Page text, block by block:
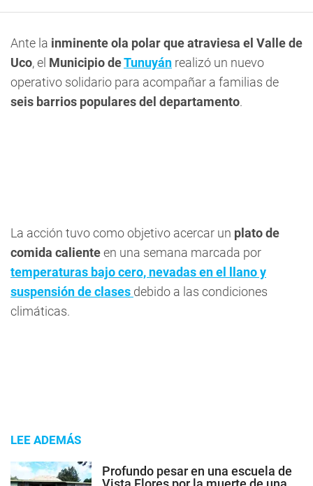
Ante la inminente ola polar que atraviesa el Valle de
Uco, el Municipio deTunuyán realizó un nuevo
operativo solidario para acompañar a familias de
seis barrios populares del departamento.
La acción tuvo como objetivo acercar un plato de
comida calienteen una semana marcada por
temperaturas bajo cero, nevadas en el llano y
suspensión de clases debido a las condiciones
climáticas.
LEE ADEMÁS
Profundo pesar en una escuela de